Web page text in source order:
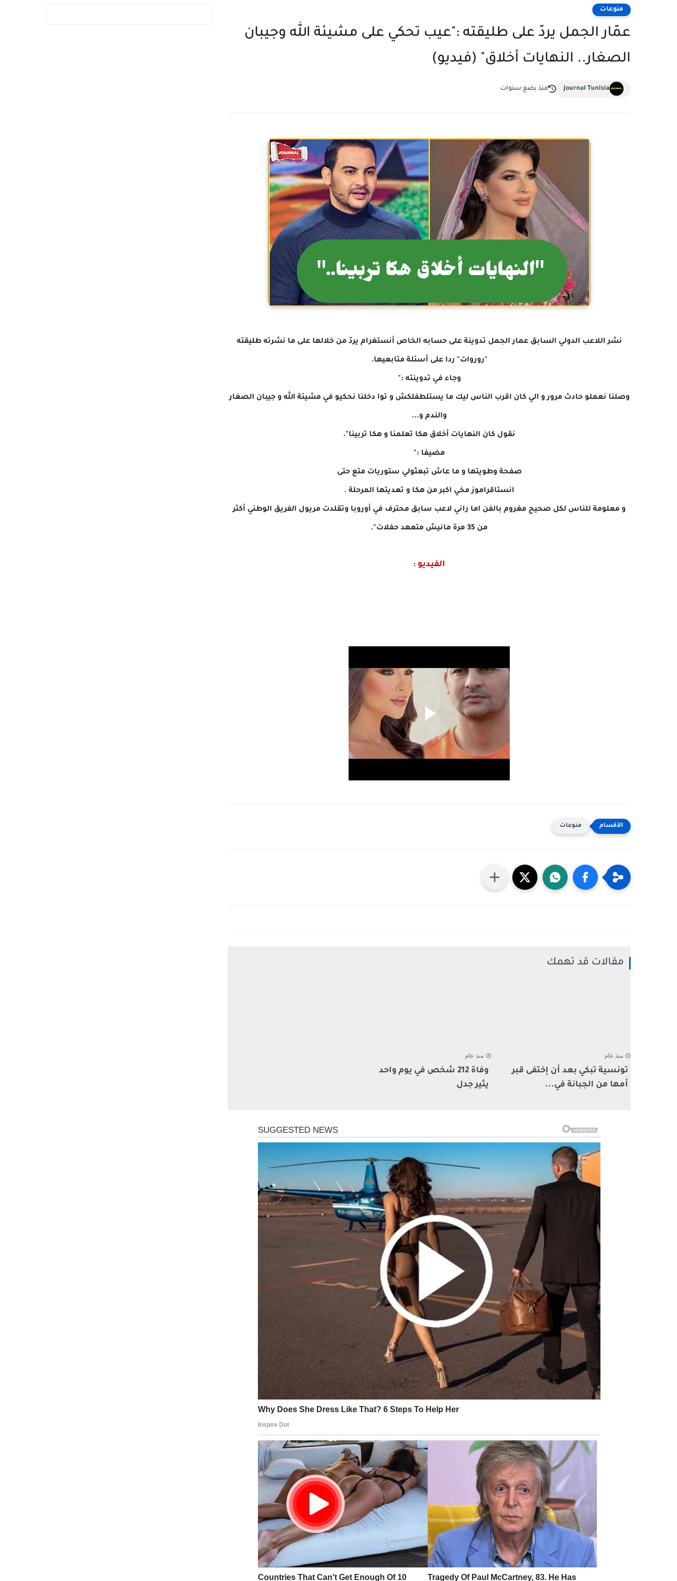
منوعات
عمّار الجمل يردّ على طليقته :"عيب تحكي على مشيئة الله وجيبان
الصغار.. النهايات أخلاق" (فيديو)
Journal Tunisia منذ بضع سنوات
نشر اللاعب الدولي السابق عمار الجمل تدوينة على حسابه الخاص أنستغرام يردّ من خلالها على ما نشرته طليقته
"روروات" ردا على أسئلة متابعيها.
وجاء في تدوينته :"
وصلنا نعملو حادث مرور و الي كان اقرب الناس ليك ما يستلطفلكش و توا دخلنا نحكيو في مشيئة الله و جيبان الصغار
والندم و...
نقول كان النهايات أخلاق هكا تعلمنا و هكا تربينا".
مضيفا :"
صفحة وطويتها و ما عاش تبعثولي ستوريات متع حتى
انستاقراموز مخي اكبر من هكا و تعديتها المرحلة .
و معلومة للناس لكل صحيح مغروم بالفن اما راني لاعب سابق محترف في أوروبا وتقلدت مريول الفريق الوطني أكثر
من 35 مرة مانيش متعهد حفلات".
الفيديو :
منوعات
مقالات قد تهمك
منذ عام
تونسية تبكي بعد أن إختفى قبر
أمها من الجبانة في...
منذ عام
وفاة 212 شخص في يوم واحد
يثير جدل